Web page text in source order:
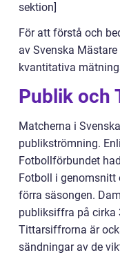
sektion]
För att förstå och
av Svenska
kvantitativa
Publik och
Matcherna i
publikströmning.
Fotbollförbundet
Fotboll i genomsnitt
förra säsongen.
publiksiffra på cirka
Tittarsiffrorna är
sändningar av de